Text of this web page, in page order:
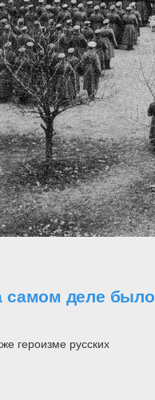
самом деле было
героизме русских